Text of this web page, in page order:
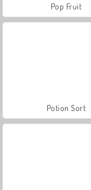
Pop Fruit
Potion Sort